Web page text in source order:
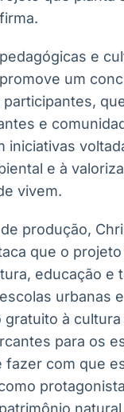
IA
BroadFast
Gestão de
Investimentos
e
um
e
iniciativas
e à
vivem.
produção,
que o
educação e
urbanas
à cultura
para os
fazer com que